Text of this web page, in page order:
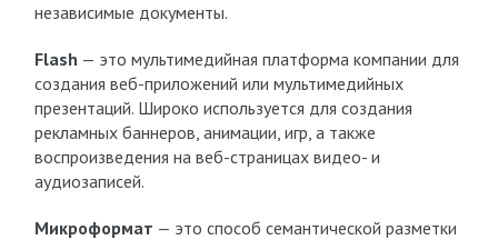
независимые документы.
Flash — это мультимедийная платформа компании для
создания веб-приложений или мультимедийных
презентаций. Широко используется для создания
рекламных баннеров, анимации, игр, а также
воспроизведения на веб-страницах видео- и
аудиозаписей.
Микроформат — это способ семантической разметки